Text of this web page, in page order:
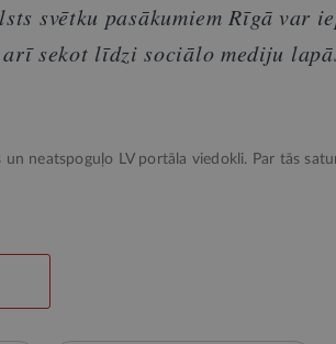
svētku pasākumiem Rīgā var
sekot līdzi sociālo mediju
neatspoguļo LV portāla viedokli. Par tās